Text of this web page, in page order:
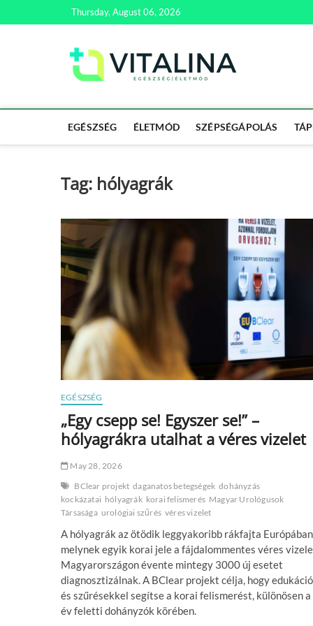
to
Thursday, August 06, 2026
EGÉSZSÉG ÉLETMÓD SZÉPSÉGÁPOLÁS
Tag: hólyagrák
EGÉSZSÉG
„Egy csepp se! Egyszer se!” –
hólyagrákra utalhat a véres vizelet
May 28, 2026
BClear projekt daganatos betegségek dohányzás
kockázatai hólyagrák korai felismerés Magyar Urológusok
Társasága urológiai szűrés véres vizelet
A hólyagrák az ötödik leggyakoribb rákfajta
melynek egyik korai jele a fájdalommentes véres
Magyarországon évente mintegy 3000 új esetet
diagnosztizálnak. A BClear projekt célja, hogy
és szűrésekkel segítse a korai felismerést, különösen
év feletti dohányzók körében.